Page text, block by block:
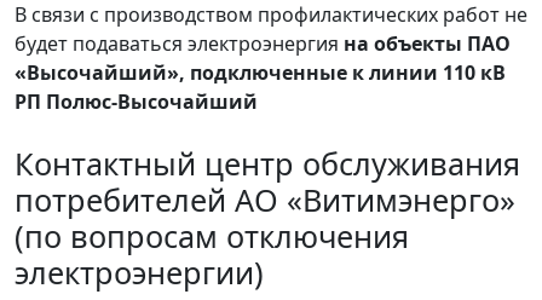
В связи с производством профилактических работ не
будет подаваться электроэнергия на объекты ПАО
«Высочайший», подключенные к линии 110 кВ
РП Полюс-Высочайший
Контактный центр обслуживания
потребителей АО «Витимэнерго»
(по вопросам отключения
электроэнергии)